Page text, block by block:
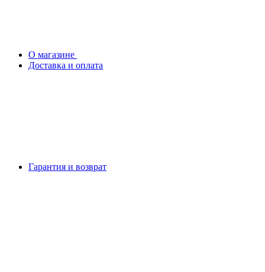
О магазине
Доставка и оплата
Гарантия и возврат